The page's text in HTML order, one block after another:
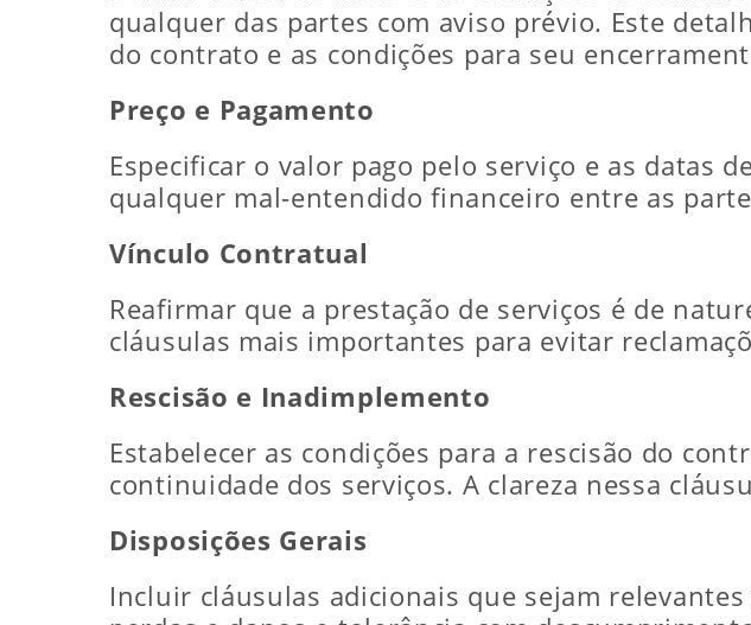
qualquer das partes com aviso prévio. Este
do contrato e as condições para seu
Preço e Pagamento
Especificar o valor pago pelo serviço e as datas
qualquer mal-entendido financeiro entre as
Vínculo Contratual
Reafirmar que a prestação de serviços é de
cláusulas mais importantes para evitar
Rescisão e Inadimplemento
Estabelecer as condições para a rescisão do
continuidade dos serviços. A clareza nessa
Disposições Gerais
Incluir cláusulas adicionais que sejam